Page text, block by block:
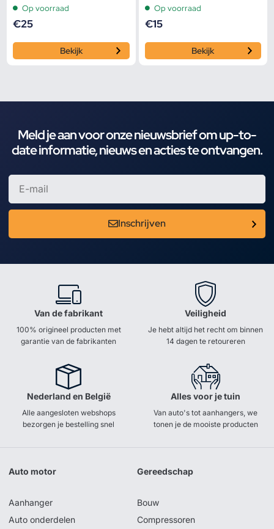
Op voorraad
€25
Bekijk
Op voorraad
€15
Bekijk
Meld je aan voor onze nieuwsbrief om up-to-
date informatie, nieuws en acties te ontvangen.
Inschrijven
Van de fabrikant
100% origineel producten met
garantie van de fabrikanten
Veiligheid
Je hebt altijd het recht om binnen
14 dagen te retoureren
Nederland en België
Alle aangesloten webshops
bezorgen je bestelling snel
Alles voor je tuin
Van auto's tot aanhangers, we
tonen je de mooiste producten
Auto motor
Aanhanger
Auto onderdelen
Gereedschap
Bouw
Compressoren